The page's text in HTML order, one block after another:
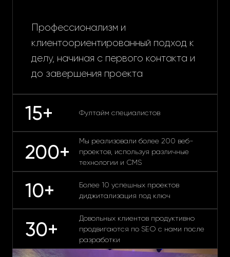
Профессионализм и
клиентоориентированный подход к
делу, начиная с первого контакта и
до завершения проекта
15+ Фултайм специалистов
200+
Мы реализовали более 200 веб-
проектов, используя различные
технологии и CMS
10+
Более 10 успешных проектов
диджитализация под ключ
30+
Довольных клиентов продуктивно
продвигаются по SEO с нами после
разработки